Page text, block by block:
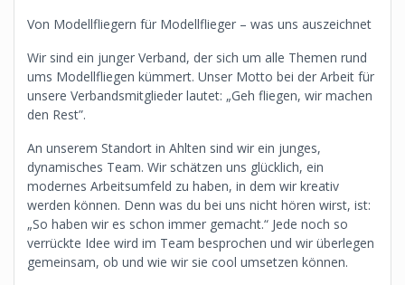
Von Modellfliegern für Modellflieger – was uns auszeichnet
Wir sind ein junger Verband, der sich um alle Themen rund
ums Modellfliegen kümmert. Unser Motto bei der Arbeit für
unsere Verbandsmitglieder lautet: „Geh fliegen, wir machen
den Rest”.
An unserem Standort in Ahlten sind wir ein junges,
dynamisches Team. Wir schätzen uns glücklich, ein
modernes Arbeitsumfeld zu haben, in dem wir kreativ
werden können. Denn was du bei uns nicht hören wirst, ist:
„So haben wir es schon immer gemacht.“ Jede noch so
verrückte Idee wird im Team besprochen und wir überlegen
gemeinsam, ob und wie wir sie cool umsetzen können.